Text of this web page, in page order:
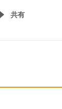
共有
menu